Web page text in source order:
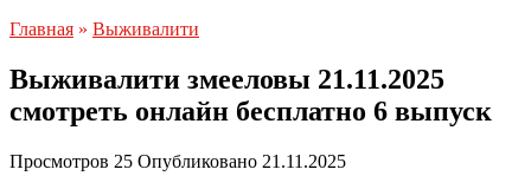
Главная » Выживалити
Выживалити змееловы 21.11.2025
смотреть онлайн бесплатно 6 выпуск
Просмотров 25 Опубликовано 21.11.2025